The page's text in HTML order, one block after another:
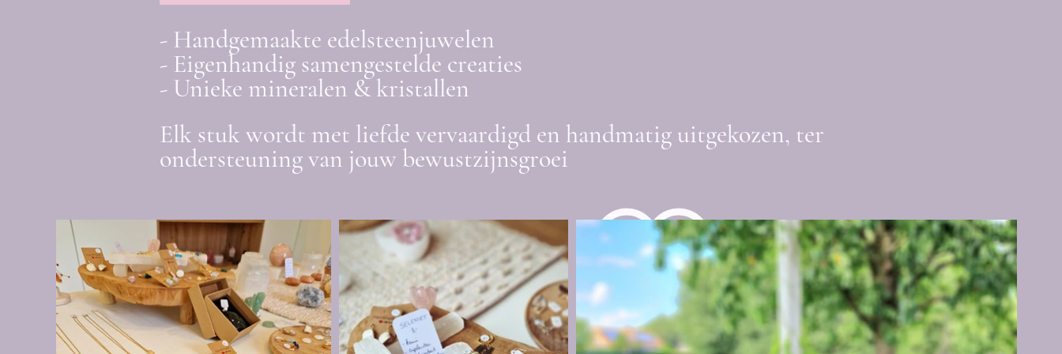
- Handgemaakte edelsteenjuwelen
- Eigenhandig samengestelde creaties
- Unieke mineralen & kristallen
Elk stuk wordt met liefde vervaardigd en handmatig uitgekozen, ter
ondersteuning van jouw bewustzijnsgroei